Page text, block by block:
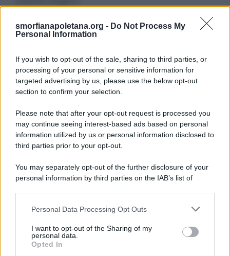
smorfianapoletana.org - Do Not Process My
Personal Information
If you wish to opt-out of the sale, sharing to third parties, or
processing of your personal or sensitive information for
targeted advertising by us, please use the below opt-out
section to confirm your selection.
Please note that after your opt-out request is processed you
may continue seeing interest-based ads based on personal
information utilized by us or personal information disclosed to
third parties prior to your opt-out.
You may separately opt-out of the further disclosure of your
personal information by third parties on the IAB’s list of
This information may also be disclosed by us to third parties
disclose it to other third parties.
Please note that this website/app uses one or more Google
Personal Data Processing Opt Outs
I want to opt-out of the Sharing of my
personal data.
Opted In
Ricerca
LEGGI GRATIS IL NOSTRO EBOOK
Categorie
Dizionario dei Sogni – B
Dizionario dei Sogni – C
Dizionario dei Sogni – D